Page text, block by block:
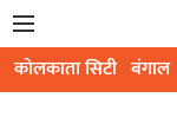
कोलकाता सिटी बंगाल